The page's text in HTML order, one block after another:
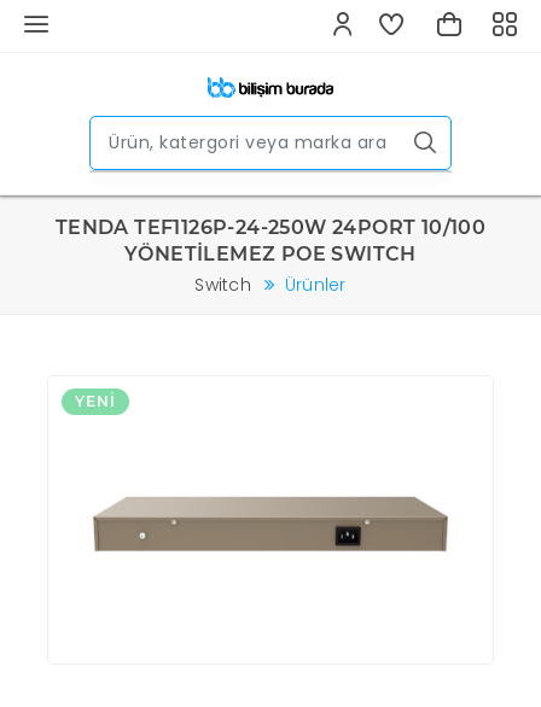
TENDA TEF1126P-24-250W 24PORT 10/100
YÖNETİLEMEZ POE SWITCH
Switch Ürünler
YENI